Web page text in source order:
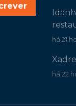
há 21
há 22